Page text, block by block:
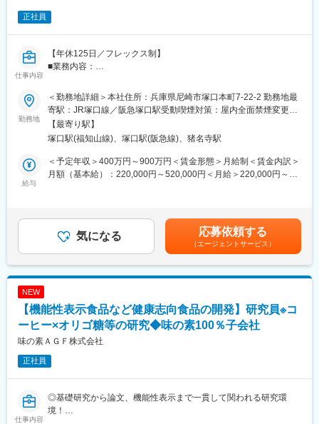
正社員
仕事内容
【年休125日／フレックス制】
■業務内容：
勤務いただきます。将来的には、部門を率いるポジションへとキ
ャリアを広げていただく可能性があります。専門性を活かし、マ
ネジメント候補として幅広く活躍いただけます。
＜具体的には…＞
・香料開発
・顧客への製品（試作品含む）プロモーション、会社PR、その他
技術プレゼン
■業務の魅力：
・同社は基礎研究に注力し、独自の研究技術を強みとして確立し
品質部門など他部門との連携も求められる環境です。製造現場で
発生するトラブル対応や課題解決に主体的に取り組み、関係者と
協働しながら問題を解決できる方は、高い評価を得られるフィー
い取り組みにチャレンジできる環境です。
勤務地
＜勤務地詳細＞本社住所：兵庫県尼崎市塚口本町7-22-2 勤務地最
寄駅：JR塚口線／阪急塚口駅受動喫煙対策：屋内全面禁煙変更の
範囲：会社の定める事業所
【最寄り駅】
塚口駅(福知山線)、塚口駅(阪急線)、猪名寺駅
給与
＜予定年収＞400万円～900万円＜賃金形態＞月給制＜賃金内訳＞
月額（基本給）：220,000円～520,000円＜月給＞220,000円～
を通じて上下する可能性があります。月給(月額)は固定手当を含め
た表記です。気になる 応募依頼する
（エージェントサービス）
NEW
【機能性表示食品など健康志向食品の開発】研究員※コ
ーヒー×オリゴ糖等の研究◆味の素100％子会社
味の素ＡＧＦ株式会社
正社員
仕事内容
◎基礎研究から論文、機能性表示まで一貫して関われる研究環
境！